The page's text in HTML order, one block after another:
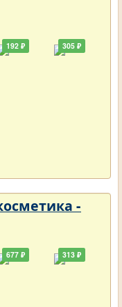
192 ₽ 305 ₽
-
677 ₽ 313 ₽